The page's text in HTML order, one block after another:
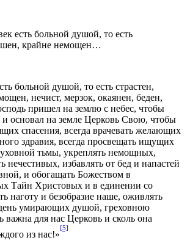
есть больной душой, то есть
крайне немощен…
больной душой, то есть страстен,
нечист, мерзок, окаянен, беден,
пришел на землю с небес, чтобы
и основал на земле Церковь Свою, чтобы
спасения, всегда врачевать желающих
здравия, всегда просвещать ищущих
тьмы, укреплять немощных,
нечестивых, избавлять от бед и напастей
и обогащать Божеством в
Тайн Христовых и в единении со
наготу и безобразие наше, оживлять
умирающих душой, греховною
важна для нас Церковь и сколь она
из нас!»
[5]